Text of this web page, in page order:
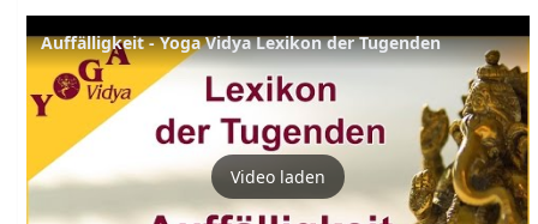
Auffälligkeit - Yoga Vidya Lexikon der Tugenden
Video laden